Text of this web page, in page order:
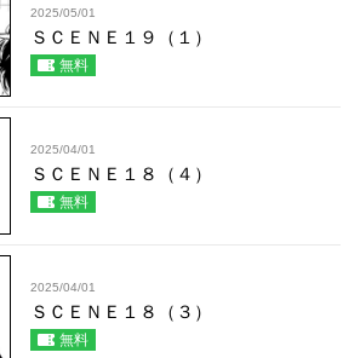
2025/05/01
ＳＣＥＮＥ１９（１）
無料
2025/04/01
ＳＣＥＮＥ１８（４）
無料
2025/04/01
ＳＣＥＮＥ１８（３）
無料